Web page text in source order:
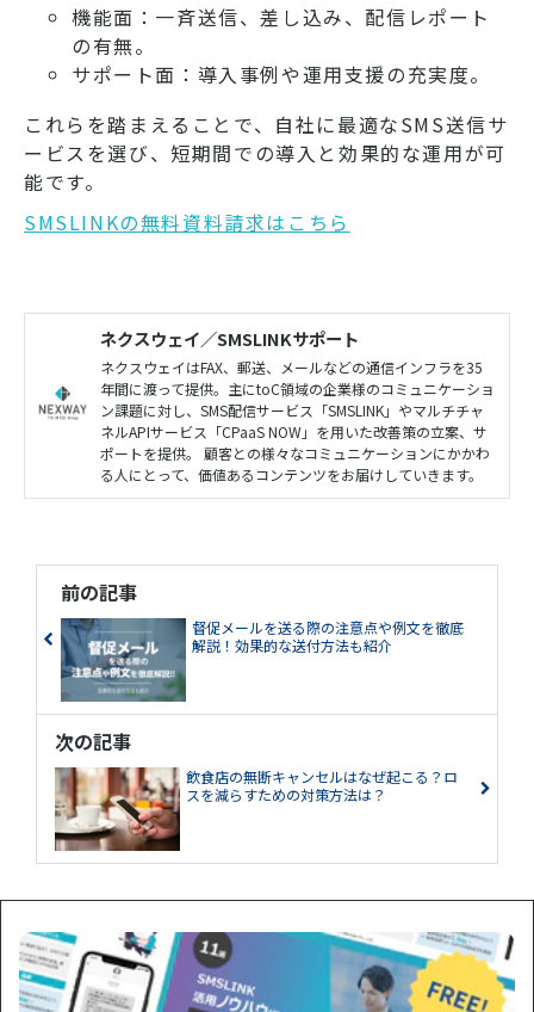
機能面：一斉送信、差し込み、配信レポート
の有無。
サポート面：導入事例や運用支援の充実度。
これらを踏まえることで、自社に最適なSMS送信サ
ービスを選び、短期間での導入と効果的な運用が可
能です。
SMSLINKの無料資料請求はこちら
ネクスウェイ／SMSLINKサポート
ネクスウェイはFAX、郵送、メールなどの通信インフラを35
年間に渡って提供。主にtoC領域の企業様のコミュニケーショ
ン課題に対し、SMS配信サービス「SMSLINK」やマルチチャ
ネルAPIサービス「CPaaS NOW」を用いた改善策の立案、サ
ポートを提供。 顧客との様々なコミュニケーションにかかわ
る人にとって、価値あるコンテンツをお届けしていきます。
前の記事
督促メールを送る際の注意点や例文を徹底
解説！効果的な送付方法も紹介
次の記事
飲食店の無断キャンセルはなぜ起こる？ロ
スを減らすための対策方法は？